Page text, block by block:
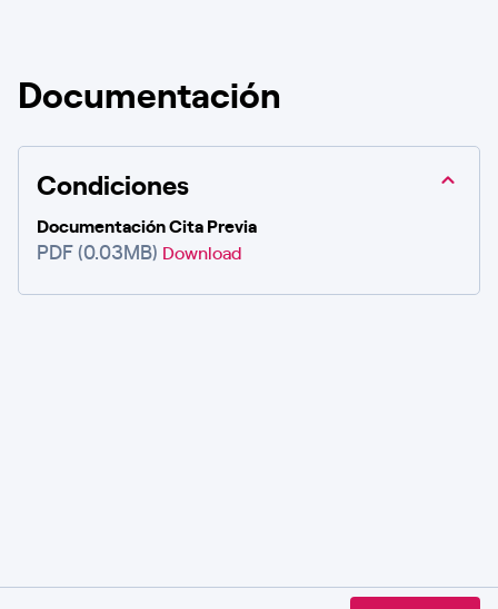
Documentación
Condiciones
Documentación Cita Previa
PDF (0.03MB) Download